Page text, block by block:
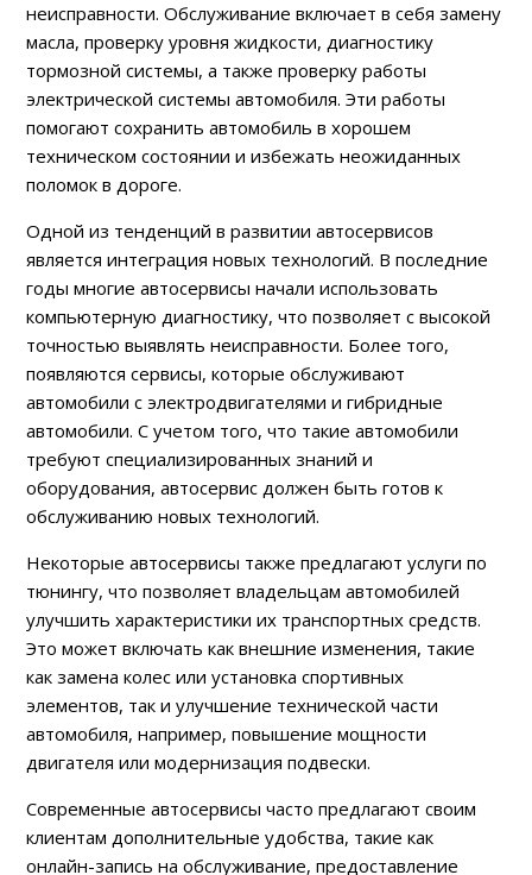
неисправности. Обслуживание включает в себя замену
масла, проверку уровня жидкости, диагностику
тормозной системы, а также проверку работы
электрической системы автомобиля. Эти работы
помогают сохранить автомобиль в хорошем
техническом состоянии и избежать неожиданных
поломок в дороге.
Одной из тенденций в развитии автосервисов
является интеграция новых технологий. В последние
годы многие автосервисы начали использовать
компьютерную диагностику, что позволяет с высокой
точностью выявлять неисправности. Более того,
появляются сервисы, которые обслуживают
автомобили с электродвигателями и гибридные
автомобили. С учетом того, что такие автомобили
требуют специализированных знаний и
оборудования, автосервис должен быть готов к
обслуживанию новых технологий.
Некоторые автосервисы также предлагают услуги по
тюнингу, что позволяет владельцам автомобилей
улучшить характеристики их транспортных средств.
Это может включать как внешние изменения, такие
как замена колес или установка спортивных
элементов, так и улучшение технической части
автомобиля, например, повышение мощности
двигателя или модернизация подвески.
Современные автосервисы часто предлагают своим
клиентам дополнительные удобства, такие как
онлайн-запись на обслуживание, предоставление